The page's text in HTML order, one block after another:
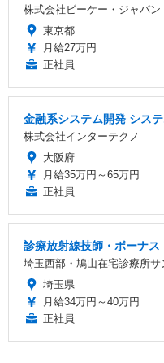
株式会社ビーケー・ジャパン
東京都
月給27万円
正社員
金融系システム開発 シス
株式会社インターテクノ
大阪府
月給35万円～65万円
正社員
診療放射線技師・ボーナス
埼玉西部・鳩山在宅診療所サ
埼玉県
月給34万円～40万円
正社員